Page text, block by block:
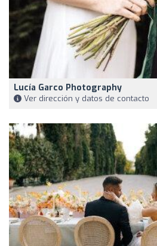
Lucía Garco Photography
Ver dirección y datos de contacto